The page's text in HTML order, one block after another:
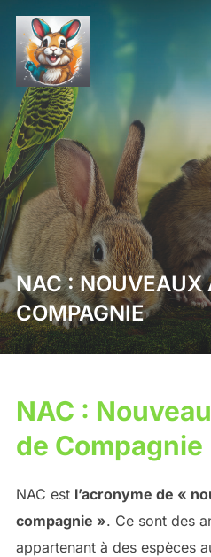
Aller
contenu
NAC : NOUVEAUX
COMPAGNIE
NAC :
de Compagnie
NAC est l’acronyme de «
compagnie ». Ce sont des
appartenant à des espèces